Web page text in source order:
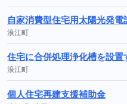
自家消費型住宅用太陽光発
浪江町
住宅に合併処理浄化槽を設置
浪江町
個人住宅再建支援補助金